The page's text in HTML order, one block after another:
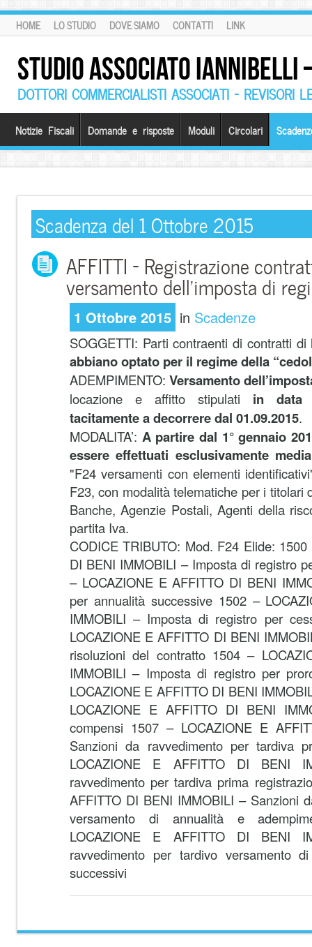
HOME LO STUDIO DOVE SIAMO CONTATTI LINK
STUDIO ASSOCIATO
DOTTORI COMMERCIALISTI ASSOCIATI – REVISORI
Notizie Fiscali Domande e risposte Moduli Circolari
Scadenza del 1 Ottobre 2015
AFFITTI – Registrazione
versamento dell’imposta di
1 Ottobre 2015 in Scadenze
SOGGETTI: Parti contraenti di contratti
abbiano optato per il regime della
ADEMPIMENTO:Versamento
locazione e affitto stipulati in data
tacitamente a decorrere dal 01.09.2015.
MODALITA’: A partire dal 1° gennaio
essere effettuati esclusivamente
"F24 versamenti con elementi
F23,con modalità telematiche per i titolari
Banche, Agenzie Postali, Agenti della
partita Iva.
CODICE TRIBUTO: Mod. F24 Elide:
DI BENI IMMOBILI – Imposta di registro
– LOCAZIONE E AFFITTO DI BENI
per annualità successive 1502 –
IMMOBILI – Imposta di registro per
LOCAZIONE E AFFITTO DI BENI
risoluzioni del contratto 1504 –
IMMOBILI – Imposta di registro per
LOCAZIONE E AFFITTO DI BENI
LOCAZIONE E AFFITTO DI BENI
compensi 1507 – LOCAZIONE E
Sanzioni da ravvedimento per tardiva
LOCAZIONE E AFFITTO DI BENI
ravvedimento per tardiva prima
AFFITTO DI BENI IMMOBILI – Sanzioni
versamento di annualità e
LOCAZIONE E AFFITTO DI BENI
ravvedimento per tardivo versamento
successivi